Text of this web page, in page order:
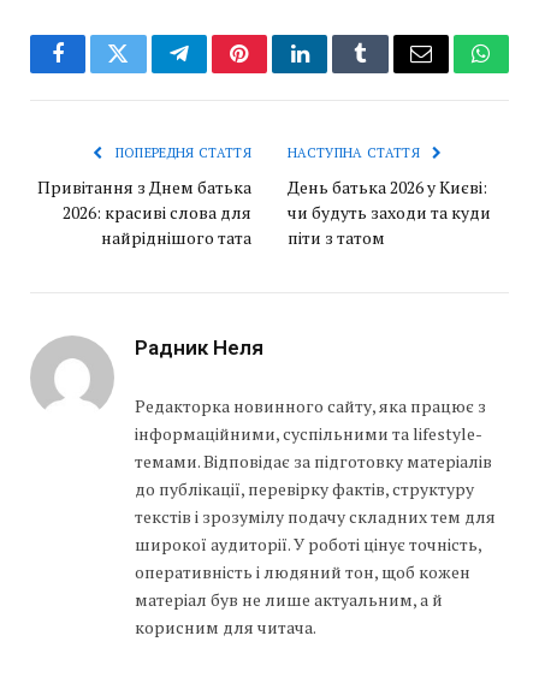
FacebookTwitterTelegramPinterestLinkedInTumblrEmail
ПОПЕРЕДНЯ СТАТТЯ
Привітання з Днем батька
2026: красиві слова для
найріднішого тата
НАСТУПНА СТАТТЯ
День батька 2026 у Києві:
чи будуть заходи та куди
піти з татом
Радник Неля
Редакторка новинного сайту, яка працює з
інформаційними, суспільними та lifestyle-
темами. Відповідає за підготовку матеріалів
до публікації, перевірку фактів, структуру
текстів і зрозумілу подачу складних тем для
широкої аудиторії. У роботі цінує точність,
оперативність і людяний тон, щоб кожен
матеріал був не лише актуальним, а й
корисним для читача.